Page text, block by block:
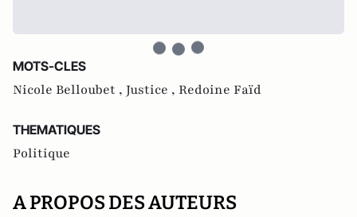
MOTS-CLES
Nicole Belloubet , Justice , Redoine Faïd
THEMATIQUES
Politique
A PROPOS DES AUTEURS